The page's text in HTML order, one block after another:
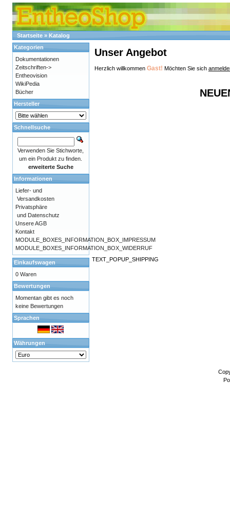
Startseite» Katalog
Unser Angebot
Herzlich willkommen Gast! Möchten Sie sich
Kategorien
Dokumentationen
Zeitschriften->
Entheovision
WikiPedia
Bücher
Hersteller
Schnellsuche
Verwenden Sie Stichworte,
um ein Produkt zu finden.
erweiterte Suche
Informationen
Liefer- und
Versandkosten
Privatsphäre
und Datenschutz
Unsere AGB
Kontakt
MODULE_BOXES_INFORMATION_BOX_IMPRESSUM
MODULE_BOXES_INFORMATION_BOX_WIDERRUF
Einkaufswagen
0 Waren
Bewertungen
Momentan gibt es noch
keine Bewertungen
Sprachen
Währungen
TEXT_POPUP_SHIPPING